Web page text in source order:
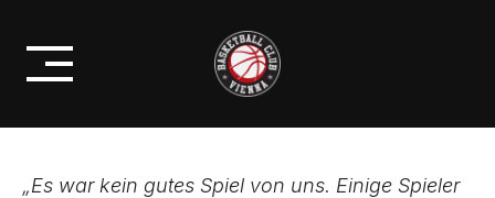
content
U19ÖMS: KNAPPER SIEG IN
WELS
„Es war kein gutes Spiel von uns. Einige Spieler